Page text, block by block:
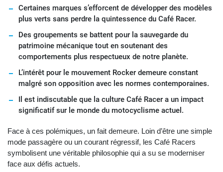
Certaines marques s’efforcent de développer des modèles
plus verts sans perdre la quintessence du Café Racer.
Des groupements se battent pour la sauvegarde du
patrimoine mécanique tout en soutenant des
comportements plus respectueux de notre planète.
L’intérêt pour le mouvement Rocker demeure constant
malgré son opposition avec les normes contemporaines.
Il est indiscutable que la culture Café Racer a un impact
significatif sur le monde du motocyclisme actuel.
Face à ces polémiques, un fait demeure. Loin d’être une simple
mode passagère ou un courant régressif, les Café Racers
symbolisent une véritable philosophie qui a su se moderniser
face aux défis actuels.